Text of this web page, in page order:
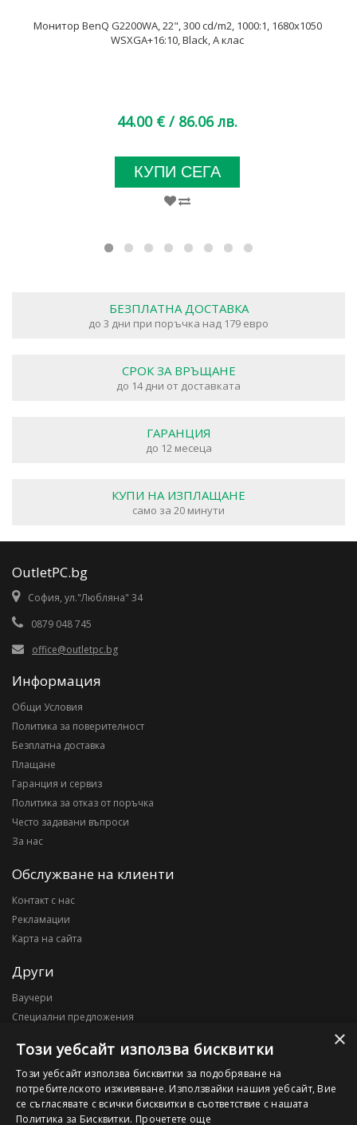
Монитор BenQ G2200WA, 22", 300 cd/m2, 1000:1, 1680x1050
WSXGA+16:10, Black, А клас
44.00 € / 86.06 лв.
КУПИ СЕГА
БЕЗПЛАТНА ДОСТАВКА
до 3 дни при поръчка над 179 евро
СРОК ЗА ВРЪЩАНЕ
до 14 дни от доставката
ГАРАНЦИЯ
до 12 месеца
КУПИ НА ИЗПЛАЩАНЕ
само за 20 минути
OutletPC.bg
София, ул."Любляна" 34
0879 048 745
office@outletpc.bg
Информация
Общи Условия
Политика за поверителност
Безплатна доставка
Плащане
Гаранция и сервиз
Политика за отказ от поръчка
Често задавани въпроси
За нас
Обслужване на клиенти
Контакт с нас
Рекламации
Карта на сайта
Други
Ваучери
Специални предложения
Моят профил
Моят профил
История на поръчките
×
Този уебсайт използва бисквитки
Този уебсайт използва бисквитки за подобряване на
потребителското изживяване. Използвайки нашия уебсайт, Вие
се съгласявате с всички бисквитки в съответствие с нашата
Политика за Бисквитки. Прочетете още